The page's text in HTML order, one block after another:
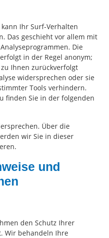
Ihr Surf-Verhalten
Das geschieht vor allem mit
Die
in der Regel anonym;
Ihnen zurückverfolgt
widersprechen oder sie
Tools verhindern.
finden Sie in der folgenden
Über die
wir Sie in dieser
und
den Schutz Ihrer
Wir behandeln Ihre